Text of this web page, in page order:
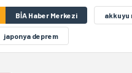
BİA Haber Merkezi akkuyu
japonya deprem